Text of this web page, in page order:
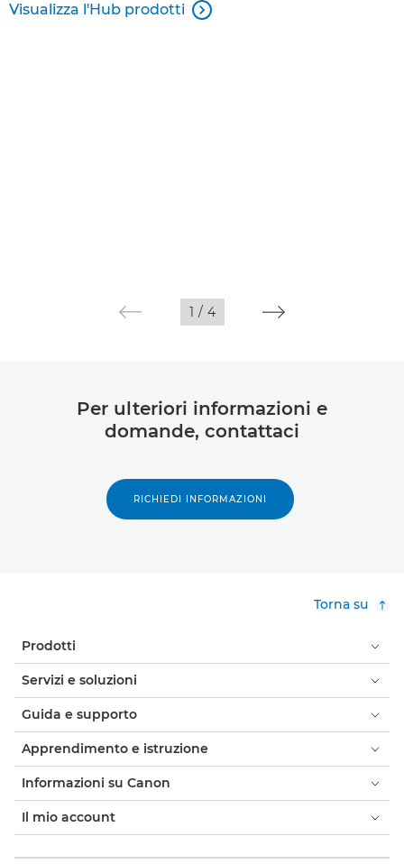
Visualizza l'Hub prodotti 
1 / 4
Per ulteriori informazioni e
domande, contattaci
RICHIEDI INFORMAZIONI
Torna su
Prodotti
Servizi e soluzioni
Guida e supporto
Apprendimento e istruzione
Informazioni su Canon
Il mio account